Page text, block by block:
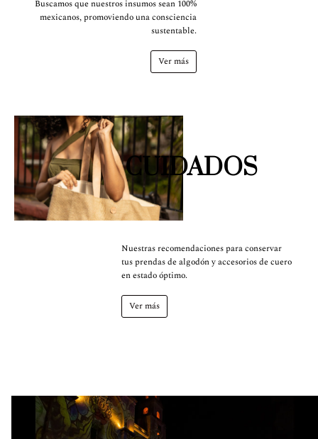
Buscamos que nuestros insumos sean 100%
mexicanos, promoviendo una consciencia
sustentable.
Ver más
CUIDADOS
Nuestras recomendaciones para conservar
tus prendas de algodón y accesorios de cuero
en estado óptimo.
Ver más